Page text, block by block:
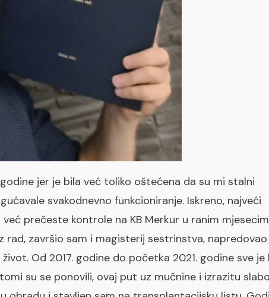
jer je bila već toliko oštećena da su mi stalni
svakodnevno funkcioniranje. Iskreno, najveći
prečeste kontrole na KB Merkur u ranim
rad, završio sam i magisterij sestrinstva, napredovao
Od 2017. godine do početka 2021. godine sve je
su se ponovili, ovaj put uz mučnine i izrazitu